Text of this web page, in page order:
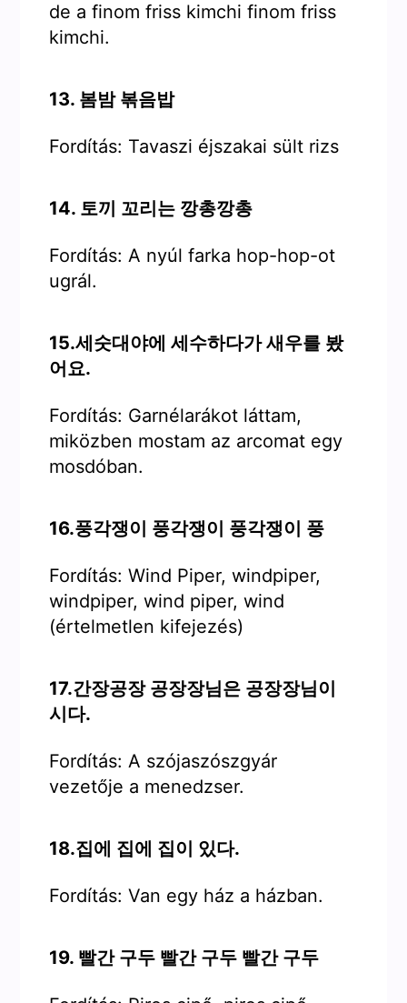
de a finom friss kimchi finom friss
kimchi.
13. 봄밤 볶음밥
Fordítás: Tavaszi éjszakai sült rizs
14. 토끼 꼬리는 깡총깡총
Fordítás: A nyúl farka hop-hop-ot
ugrál.
15.세숫대야에 세수하다가 새우를 봤
어요.
Fordítás: Garnélarákot láttam,
miközben mostam az arcomat egy
mosdóban.
16.풍각쟁이 풍각쟁이 풍각쟁이 풍
Fordítás: Wind Piper, windpiper,
windpiper, wind piper, wind
(értelmetlen kifejezés)
17.간장공장 공장장님은 공장장님이
시다.
Fordítás: A szójaszószgyár
vezetője a menedzser.
18.집에 집에 집이 있다.
Fordítás: Van egy ház a házban.
19. 빨간 구두 빨간 구두 빨간 구두